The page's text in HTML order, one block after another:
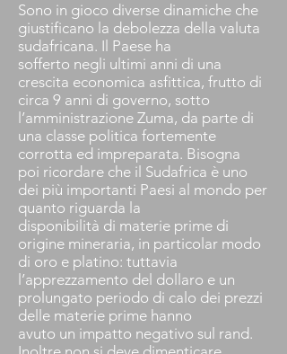
Sono in gioco diverse dinamiche che
giustificano la debolezza della valuta
sudafricana. Il Paese ha
sofferto negli ultimi anni di una
crescita economica asfittica, frutto di
circa 9 anni di governo, sotto
l’amministrazione Zuma, da parte di
una classe politica fortemente
corrotta ed impreparata. Bisogna
poi ricordare che il Sudafrica è uno
dei più importanti Paesi al mondo per
quanto riguarda la
disponibilità di materie prime di
origine mineraria, in particolar modo
di oro e platino: tuttavia
l’apprezzamento del dollaro e un
prolungato periodo di calo dei prezzi
delle materie prime hanno
avuto un impatto negativo sul rand.